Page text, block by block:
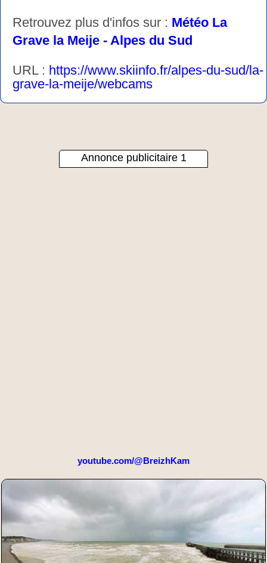
Retrouvez plus d'infos sur : Météo La
Grave la Meije - Alpes du Sud
URL : https://www.skiinfo.fr/alpes-du-sud/la-
grave-la-meije/webcams
Annonce publicitaire 1
youtube.com/@BreizhKam